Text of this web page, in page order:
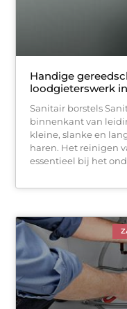
Handige
loodgieterswerk
Sanitair borstels
binnenkant van
kleine, slanke en
haren. Het reinigen
essentieel bij het